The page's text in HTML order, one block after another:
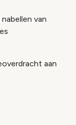
van
aan